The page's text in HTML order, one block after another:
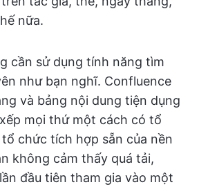
nữa.
cần sử dụng tính năng tìm
như bạn nghĩ. Confluence
và bảng nội dung tiện dụng
mọi thứ một cách có tổ
chức tích hợp sẵn của nền
không cảm thấy quá tải,
đầu tiên tham gia vào một